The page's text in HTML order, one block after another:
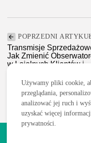
POPRZEDNI
Transmisje
Jak Zmienić
w Lojalnych Klientów i...
Biznes/Firma/Ebiznes
Używamy pliki cookie,
przeglądania,
analizować jej ruch i
uzyskać więcej
prywatności.